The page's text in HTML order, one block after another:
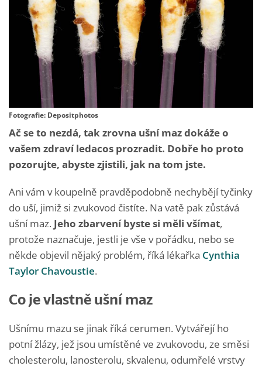
Fotografie: Depositphotos
Ač se to nezdá, tak zrovna ušní maz dokáže o
vašem zdraví ledacos prozradit. Dobře ho proto
pozorujte, abyste zjistili, jak na tom jste.
Ani vám v koupelně pravděpodobně nechybějí tyčinky
do uší, jimiž si zvukovod čistíte. Na vatě pak zůstává
ušní maz. Jeho zbarvení byste si měli všímat,
protože naznačuje, jestli je vše v pořádku, nebo se
někde objevil nějaký problém, říká lékařka Cynthia
Taylor Chavoustie.
Co je vlastně ušní maz
Ušnímu mazu se jinak říká cerumen. Vytvářejí ho
potní žlázy, jež jsou umístěné ve zvukovodu, ze směsi
cholesterolu, lanosterolu, skvalenu, odumřelé vrstvy